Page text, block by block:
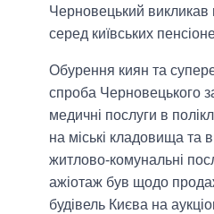
Черновецький викликав
серед київських
Обурення киян та
спроба Черновецького
медичні послуги в
на міські кладовища та
житлово-комунальні
ажіотаж був щодо
будівель Києва на